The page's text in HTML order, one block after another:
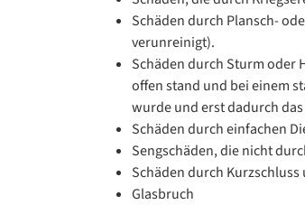
Schäden durch Plansch-
verunreinigt).
Schäden durch Sturm oder
offen stand und bei einem
wurde und erst dadurch
Schäden durch einfachen
Sengschäden, die nicht
Schäden durch
Glasbruch